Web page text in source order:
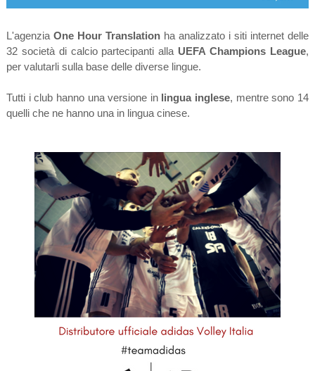
L'agenzia One Hour Translation ha analizzato i siti internet delle
32 società di calcio partecipanti alla UEFA Champions League,
per valutarli sulla base delle diverse lingue.
Tutti i club hanno una versione in lingua inglese, mentre sono 14
quelli che ne hanno una in lingua cinese.